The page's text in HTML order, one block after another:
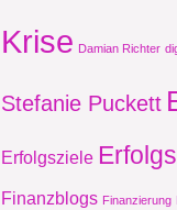
Krise Damian Richter
Stefanie Puckett
Erfolgsziele
Finanzblogs Finanzierung